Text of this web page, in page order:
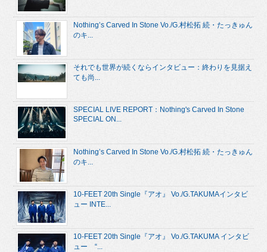
Nothing’s Carved In Stone Vo./G.村松拓 続・たっきゅん
のキ...
それでも世界が続くならインタビュー：終わりを見据え
ても尚...
SPECIAL LIVE REPORT：Nothing's Carved In Stone
SPECIAL ON...
Nothing’s Carved In Stone Vo./G.村松拓 続・たっきゅん
のキ...
10-FEET 20th Single『アオ』 Vo./G.TAKUMAインタビ
ュー INTE...
10-FEET 20th Single『アオ』 Vo./G.TAKUMA インタビ
ュー “...